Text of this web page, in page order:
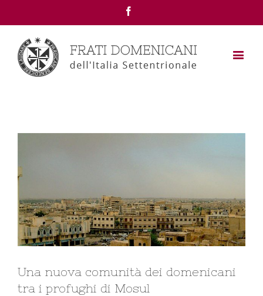
Image
Una nuova comunità dei domenicani
tra i profughi di Mosul